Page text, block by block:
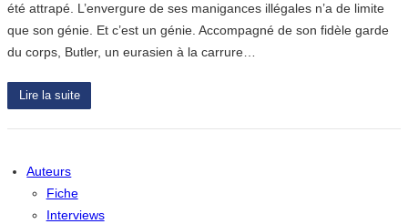
été attrapé. L’envergure de ses manigances illégales n’a de limite
que son génie. Et c’est un génie. Accompagné de son fidèle garde
du corps, Butler, un eurasien à la carrure…
Lire la suite
Auteurs
Fiche
Interviews